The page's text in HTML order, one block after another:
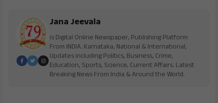
Jana Jeevala
is Digital Online Newspaper, Publishing Platform
From INDIA. Karnataka, National & International,
Updates including Politics, Business, Crime,
Education, Sports, Science, Current Affairs. Latest
Breaking News From India & Around the World.